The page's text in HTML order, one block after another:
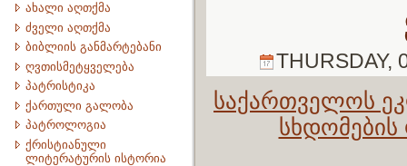
ახალი აღთქმა
ძველი აღთქმა
ბიბლიის განმარტებანი
ღვთისმეტყველება
პატრისტიკა
ქართული გალობა
პატროლოგია
ქრისტიანული
ლიტერატურის ისტორია
THURSDAY,
საქართველოს